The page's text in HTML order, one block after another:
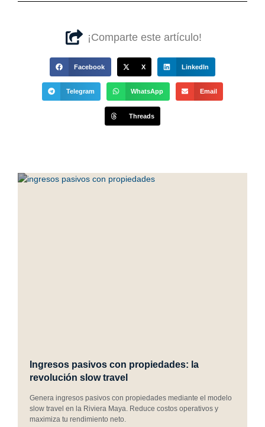
¡Comparte este artículo!
Facebook X LinkedIn
Telegram WhatsApp Email
Threads
Ingresos pasivos con propiedades: la
revolución slow travel
Genera ingresos pasivos con propiedades mediante el modelo
slow travel en la Riviera Maya. Reduce costos operativos y
maximiza tu rendimiento neto.